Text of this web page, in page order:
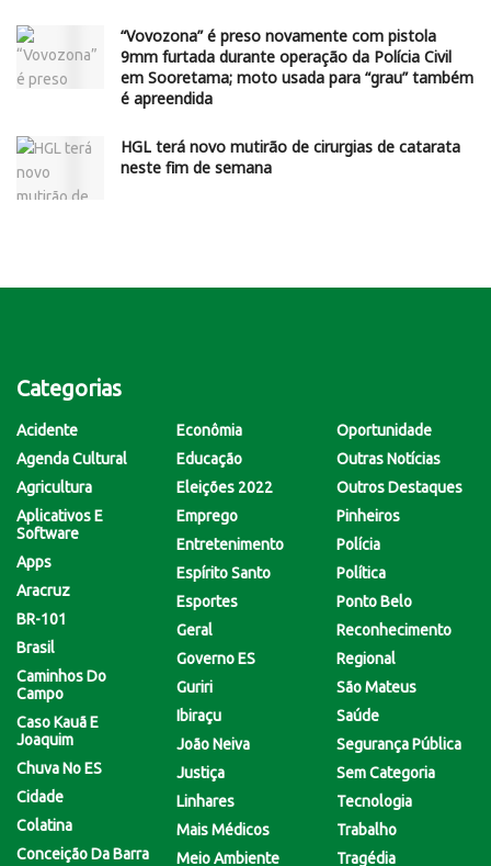
“Vovozona” é preso novamente com pistola
9mm furtada durante operação da Polícia Civil
em Sooretama; moto usada para “grau” também
é apreendida
HGL terá novo mutirão de cirurgias de catarata
neste fim de semana
Categorias
Acidente
Agenda Cultural
Agricultura
Aplicativos E
Software
Apps
Aracruz
BR-101
Brasil
Caminhos Do
Campo
Caso Kauã E
Joaquim
Chuva No ES
Cidade
Colatina
Conceição Da Barra
Econômia
Educação
Eleições 2022
Emprego
Entretenimento
Espírito Santo
Esportes
Geral
Governo ES
Guriri
Ibiraçu
João Neiva
Justiça
Linhares
Mais Médicos
Meio Ambiente
Oportunidade
Outras Notícias
Outros Destaques
Pinheiros
Polícia
Política
Ponto Belo
Reconhecimento
Regional
São Mateus
Saúde
Segurança Pública
Sem Categoria
Tecnologia
Trabalho
Tragédia